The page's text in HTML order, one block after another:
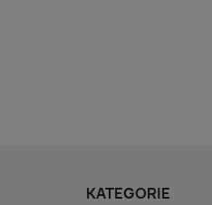
KATEGORIE